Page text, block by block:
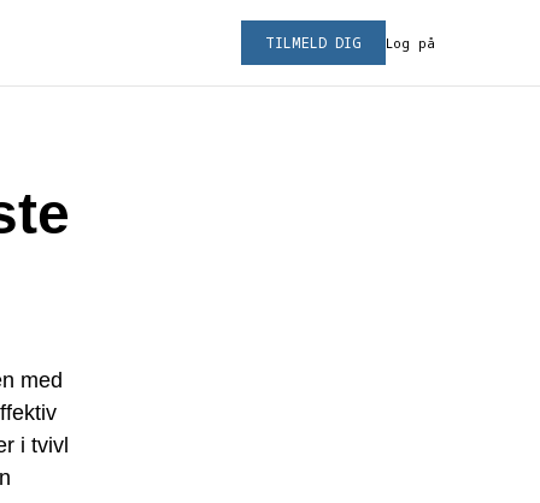
Log på
TILMELD DIG
med
i tvivl